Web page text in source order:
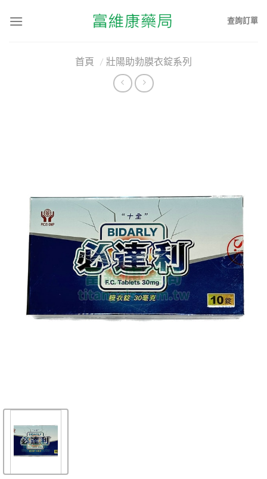
查詢訂單
首頁 / 壯陽助勃膜衣錠系列